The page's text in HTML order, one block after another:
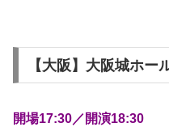
【大阪】大阪城ホー
開場17:30／開演18:30